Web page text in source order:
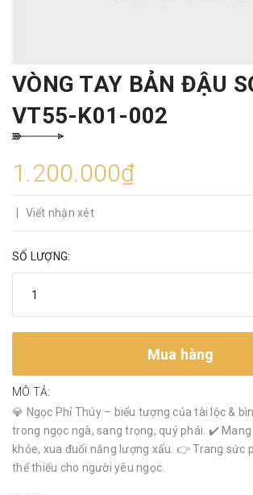
VÒNG TAY BẢN ĐẬU
VT55-K01-002
1.200.000₫
Viết nhận xét
SỐ LƯỢNG:
Mua hàng
MÔ TẢ:
💎 Ngọc Phỉ Thúy – biểu tượng của tài lộc &
trong ngọc ngà, sang trọng, quý phái. ✔️
khỏe, xua đuổi năng lượng xấu. 👉 Trang sức
thể thiếu cho người yêu ngọc.